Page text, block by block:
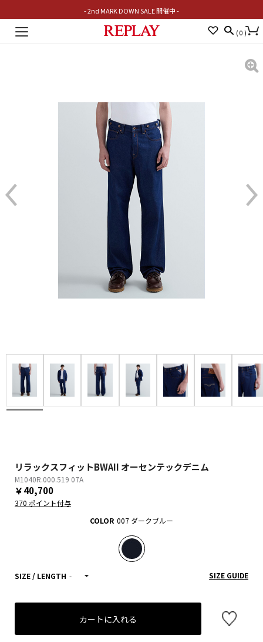
- 2nd MARK DOWN SALE 開催中 -
Toggle
( 0 )
リラックスフィットBWAII オーセンテックデニム
M1040R.000.519 07A
￥40,700
370 ポイント付与
COLOR 007 ダークブルー
SIZE / LENGTH - SIZE GUIDE
カートに入れる